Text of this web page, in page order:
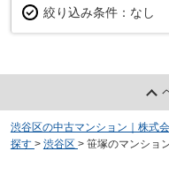
絞り込み条件： なし
渋谷区の中古マンション｜株式
探す > 渋谷区 > 笹塚のマンショ